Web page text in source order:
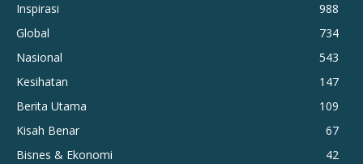
Inspirasi
988
Global
734
Nasional
543
Kesihatan
147
Berita Utama
109
Kisah Benar
67
Bisnes & Ekonomi
42